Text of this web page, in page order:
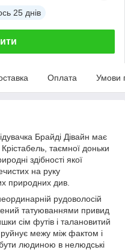
25 днів
Оплата Умови
Брайді Дівайн має
таємної доньки
здібності якої
на руку
природних див.
рудоволосій
татуюваннями привид
сім футів і талановитий
руйнує межу між фактом і
людиною в нелюдські